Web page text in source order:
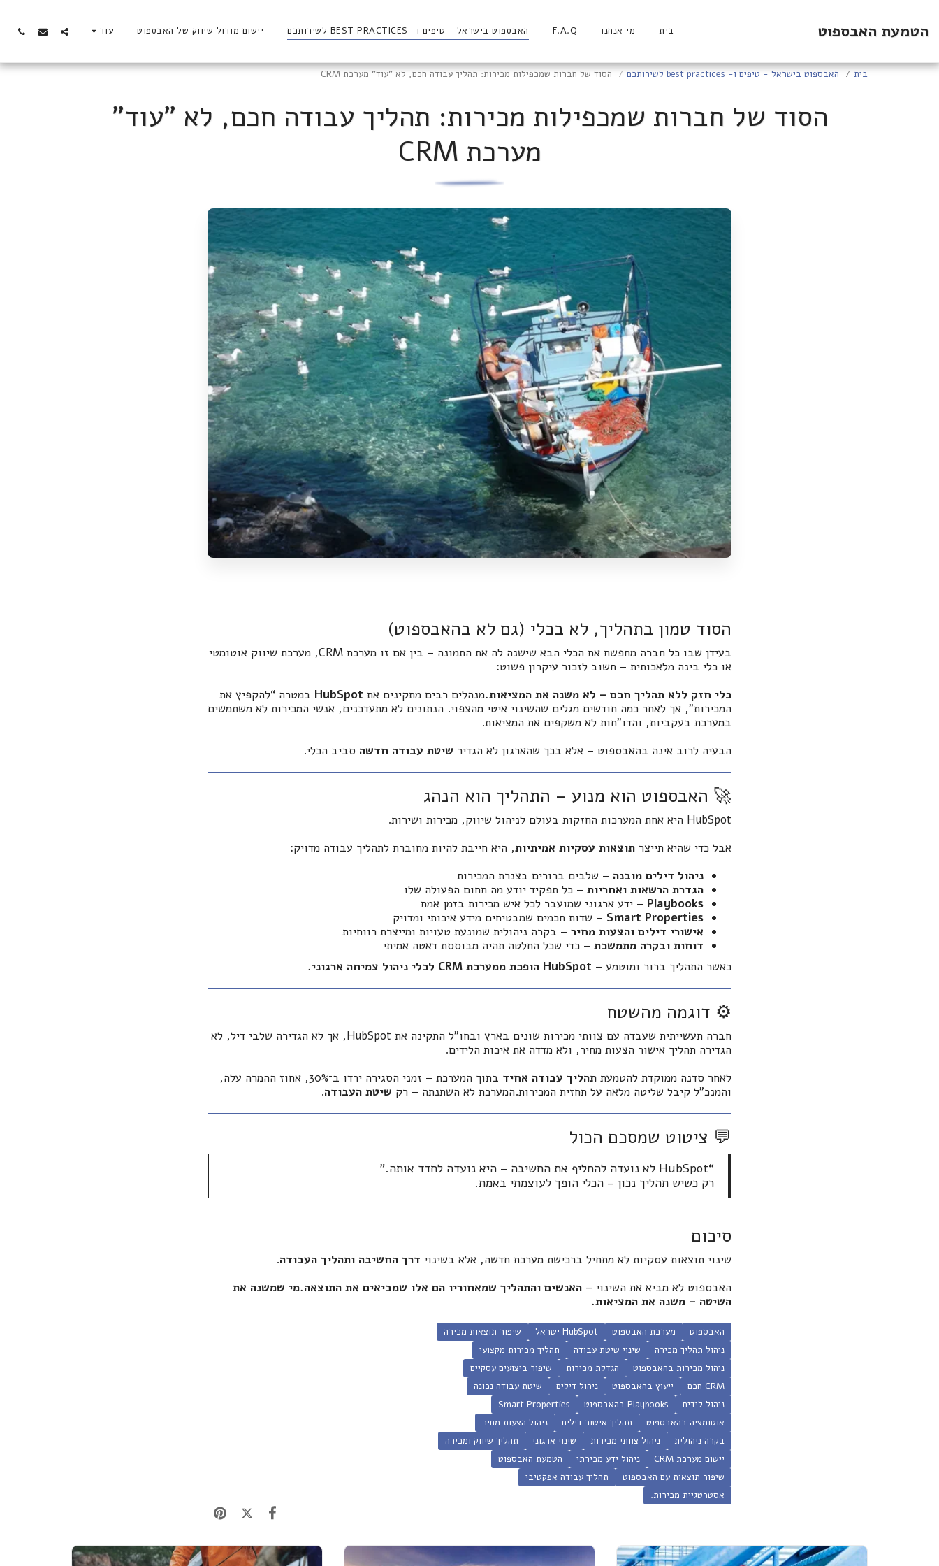
הטמעת האבספוט בית מי אנחנו F.A.Q האבספוט בישראל - טיפים ו- BEST PRACTICES לשירותכם יישום מודול שיווק של האבספוט עוד
בית האבספוט בישראל - טיפים ו- best practices לשירותכם הסוד של חברות שמכפילות מכירות: תהליך עבודה חכם, לא "עוד" מערכת CRM
הסוד של חברות שמכפילות מכירות: תהליך עבודה חכם, לא "עוד"
מערכת CRM
הסוד טמון בתהליך, לא בכלי (גם לא בהאבספוט)
בעידן שבו כל חברה מחפשת את הכלי הבא שישנה לה את התמונה – בין אם זו מערכת CRM, מערכת שיווק אוטומטי
או כלי בינה מלאכותית – חשוב לזכור עיקרון פשוט:
כלי חזק ללא תהליך חכם – לא משנה את המציאות.מנהלים רבים מתקינים את HubSpot במטרה “להקפיץ את
המכירות”, אך לאחר כמה חודשים מגלים שהשינוי איטי מהצפוי. הנתונים לא מתעדכנים, אנשי המכירות לא משתמשים
במערכת בעקביות, והדו"חות לא משקפים את המציאות.
הבעיה לרוב אינה בהאבספוט – אלא בכך שהארגון לא הגדיר שיטת עבודה חדשה סביב הכלי.
🚀 האבספוט הוא מנוע – התהליך הוא הנהג
HubSpot היא אחת המערכות החזקות בעולם לניהול שיווק, מכירות ושירות.
אבל כדי שהיא תייצר תוצאות עסקיות אמיתיות, היא חייבת להיות מחוברת לתהליך עבודה מדויק:
ניהול דילים מובנה – שלבים ברורים בצנרת המכירות
הגדרת הרשאות ואחריות – כל תפקיד יודע מה תחום הפעולה שלו
Playbooks – ידע ארגוני שמועבר לכל איש מכירות בזמן אמת
Smart Properties – שדות חכמים שמבטיחים מידע איכותי ומדויק
אישורי דילים והצעות מחיר – בקרה ניהולית שמונעת טעויות ומייצרת רווחיות
דוחות ובקרה מתמשכת – כדי שכל החלטה תהיה מבוססת דאטה אמיתי
כאשר התהליך ברור ומוטמע – HubSpot הופכת ממערכת CRM לכלי ניהול צמיחה ארגוני.
⚙️ דוגמה מהשטח
חברה תעשייתית שעבדה עם צוותי מכירות שונים בארץ ובחו"ל התקינה את HubSpot, אך לא הגדירה שלבי דיל, לא
הגדירה תהליך אישור הצעות מחיר, ולא מדדה את איכות הלידים.
לאחר סדנה ממוקדת להטמעת תהליך עבודה אחיד
בתוך המערכת – זמני הסגירה ירדו ב־30%, אחוז ההמרה עלה,
והמנכ"ל קיבל שליטה מלאה על תחזית המכירות.המערכת לא השתנתה – רק שיטת העבודה.
💬 ציטוט שמסכם הכול
“HubSpot לא נועדה להחליף את החשיבה – היא נועדה לחדד אותה.”
רק כשיש תהליך נכון – הכלי הופך לעוצמתי באמת.
סיכום
שינוי תוצאות עסקיות לא מתחיל ברכישת מערכת חדשה, אלא בשינוי דרך החשיבה ותהליך העבודה.
האבספוט לא מביא את השינוי – האנשים והתהליך שמאחוריו הם אלו שמביאים את התוצאה.מי שמשנה את
השיטה – משנה את המציאות.
האבספוט מערכת האבספוט HubSpot ישראל
שיפור תוצאות מכירה
ניהול תהליך מכירה
שינוי שיטת עבודה
תהליך מכירות מקצועי
ניהול מכירות בהאבספוט
הגדלת מכירות
שיפור ביצועים עסקיים
CRM חכם
ייעוץ בהאבספוט ניהול דילים
שיטת עבודה נכונה
ניהול לידים
Playbooks בהאבספוט
Smart Properties
אוטומציה בהאבספוט
תהליך אישור דילים
ניהול הצעות מחיר
בקרה ניהולית
ניהול צוותי מכירות שינוי ארגוני
תהליך שיווק ומכירה
יישום מערכת CRM
ניהול ידע מכירתי
הטמעת האבספוט
שיפור תוצאות עם האבספוט
תהליך עבודה אפקטיבי
אסטרטגיית מכירות.